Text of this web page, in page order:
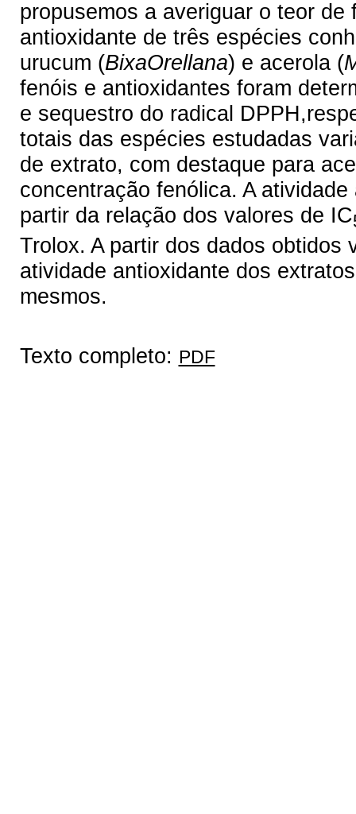
propusemos a averiguar o teor
antioxidante de três espécies
urucum (BixaOrellana) e acerola (
fenóis e antioxidantes foram
e sequestro do radical
totais das espécies estudadas
de extrato, com destaque para
concentração fenólica. A
partir da relação dos valores de IC
Trolox. A partir dos dados obtidos
atividade antioxidante dos
mesmos.
Texto completo: PDF